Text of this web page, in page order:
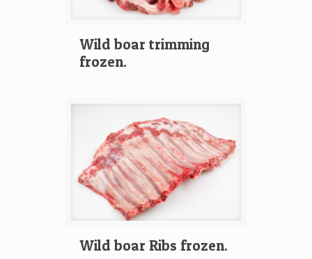
Wild boar trimming
frozen.
Wild boar Ribs frozen.